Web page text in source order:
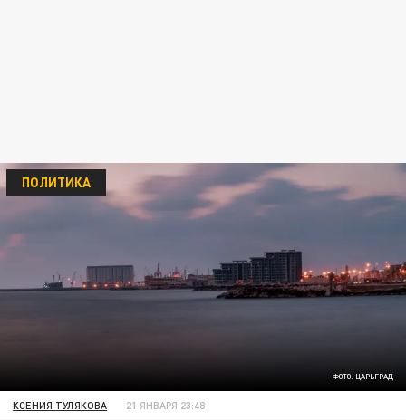
ФОТО: ЦАРЬГРАД
ПОЛИТИКА
КСЕНИЯ ТУЛЯКОВА 21 ЯНВАРЯ 23:48